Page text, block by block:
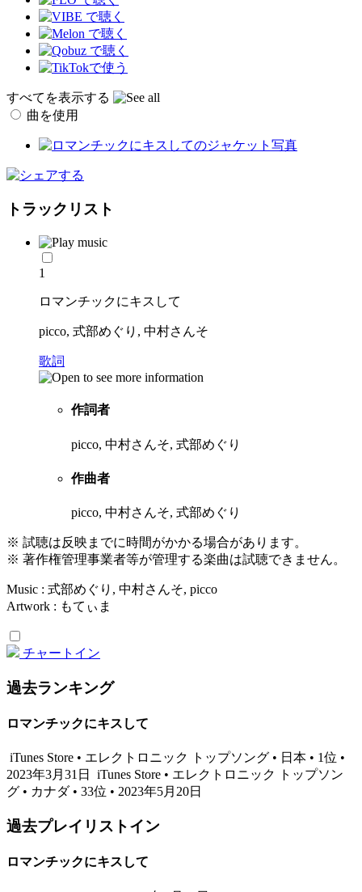
すべてを表示する
曲を使用
トラックリスト
1
ロマンチックにキスして
picco, 式部めぐり, 中村さんそ
歌詞
作詞者
picco, 中村さんそ, 式部めぐり
作曲者
picco, 中村さんそ, 式部めぐり
※ 試聴は反映までに時間がかかる場合があります。
※ 著作権管理事業者等が管理する楽曲は試聴できません。
Music : 式部めぐり, 中村さんそ, picco
Artwork : もてぃま
チャートイン
過去ランキング
ロマンチックにキスして
iTunes Store • エレクトロニック トップソング • 日本 • 1位 •
2023年3月31日
iTunes Store • エレクトロニック トップソン
グ • カナダ • 33位 • 2023年5月20日
過去プレイリストイン
ロマンチックにキスして